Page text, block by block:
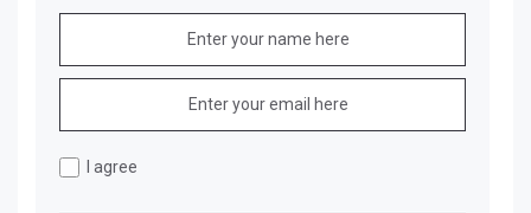
I agree